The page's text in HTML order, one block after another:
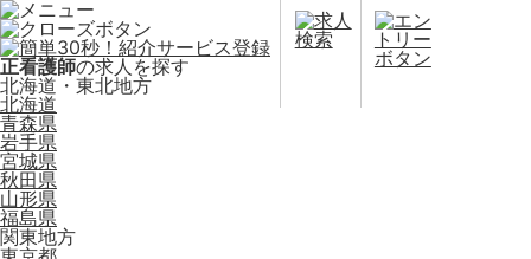
正看護師の求人を探す
北海道・東北地方
北海道
青森県
岩手県
宮城県
秋田県
山形県
福島県
関東地方